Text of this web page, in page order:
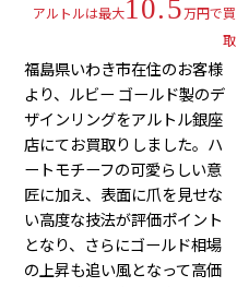
アルトルは最大10.5万円で買
取
福島県いわき市在住のお客様
より、ルビー ゴールド製のデ
ザインリングをアルトル銀座
店にてお買取りしました。ハ
ートモチーフの可愛らしい意
匠に加え、表面に爪を見せな
い高度な技法が評価ポイント
となり、さらにゴールド相場
の上昇も追い風となって高価